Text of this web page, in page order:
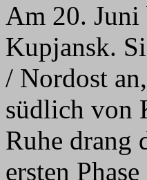
Am 20. Juni
Kupjansk.
/ Nordost
südlich von
Ruhe drang
ersten